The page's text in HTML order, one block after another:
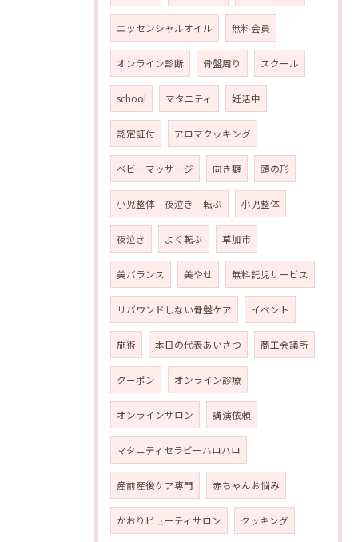
エッセンシャルオイル 無料会員
オンライン診断 骨盤周り スクール
school マタニティ 妊活中
認定証付 アロマクッキング
ベビーマッサージ 向き癖 頭の形
小児整体 夜泣き 転ぶ 小児整体
夜泣き よく転ぶ 草加市
美バランス 美やせ 無料託児サービス
リバウンドしない骨盤ケア イベント
施術 本日の代表あいさつ 商工会議所
クーポン オンライン診療
オンラインサロン 講演依頼
マタニティセラピーハロハロ
産前産後ケア専門 赤ちゃんお悩み
かおりビューティサロン クッキング